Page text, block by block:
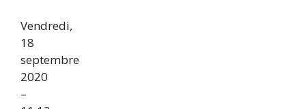
Vendredi,
18
septembre
2020
–